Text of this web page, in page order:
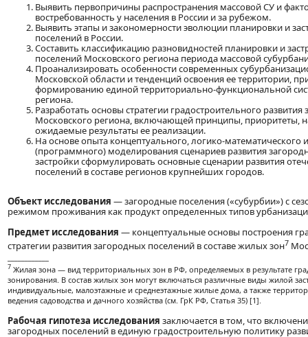
Выявить первопричины распространения массовой СУ и
востребованность у населения в России и за рубежом.
Выявить этапы и закономерности эволюции планировки и
поселений в России.
Составить классификацию разновидностей планировки и
поселений Московского региона периода массовой
Проанализировать особенности современных
Московской области и тенденций освоения ее территории,
формированию единой территориально-функциональной
региона.
Разработать основы стратегии градостроительного
Московского региона, включающей принципы, приоритеты,
ожидаемые результаты ее реализации.
На основе опыта концептуального, логико-математического
(программного) моделирования сценариев развития
застройки сформулировать основные сценарии развития
поселений в составе регионов крупнейших городов.
Объект исследования — загородные поселения («субурбии») с
режимом проживания как продукт определенных типов
Предмет исследования — концептуальные основы построения
стратегии развития загородных поселений в составе жилых зон7
7 Жилая зона — вид территориальных зон в РФ, определяемых в результате
зонирования. В состав жилых зон могут включаться различные виды жилой
индивидуальные, малоэтажные и среднеэтажные жилые дома, а также
ведения садоводства и дачного хозяйства (см. ГрК РФ, Статья 35) [1].
Рабочая гипотеза исследования заключается в том, что
загородных поселений в единую градостроительную политику